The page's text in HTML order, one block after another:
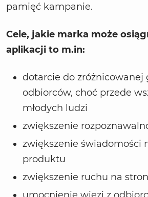
pamięć kampanie.
Cele, jakie marka może
aplikacji to m.in:
dotarcie do zróżnicowanej
odbiorców, choć przede
młodych ludzi
zwiększenie
zwiększenie świadomości
produktu
zwiększenie ruchu na